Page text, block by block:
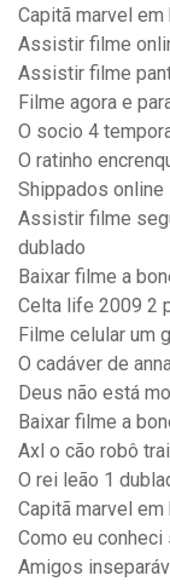
Capitã marvel
Assistir filme
Assistir filme
Filme agora e
O socio 4
O ratinho
Shippados online
Assistir filme
dublado
Baixar filme a
Celta life 2009 2
Filme celular um
O cadáver de
Deus não está
Baixar filme a
Axl o cão robô
O rei leão 1
Capitã marvel
Como eu conheci
Amigos